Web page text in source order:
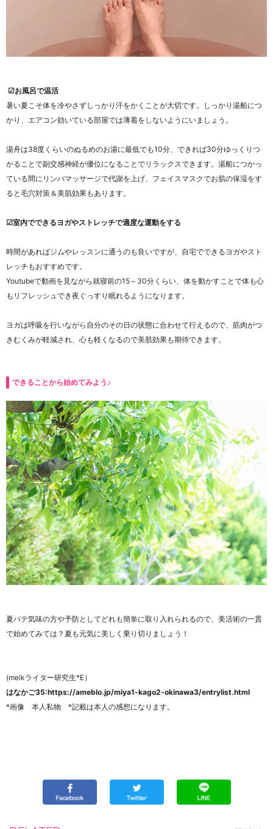
☑お風呂で温活
暑い夏こそ体を冷やさずしっかり汗をかくことが大切です。しっかり湯船につ
かり、エアコン効いている部屋では薄着をしないようにいましょう。
湯舟は38度くらいのぬるめのお湯に最低でも10分、できれば30分ゆっくりつ
かることで副交感神経が優位になることでリラックスできます。湯船につかっ
ている間にリンパマッサージで代謝を上げ、フェイスマスクでお肌の保湿をす
ると毛穴対策＆美肌効果もあります。
☑室内でできるヨガやストレッチで適度な運動をする
時間があればジムやレッスンに通うのも良いですが、自宅でできるヨガやスト
レッチもおすすめです。
Youtubeで動画を見ながら就寝前の15～30分くらい、体を動かすことで体も心
もリフレッシュでき夜ぐっすり眠れるようになります。
ヨガは呼吸を行いながら自分のその日の状態に合わせて行えるので、筋肉がつ
きむくみが軽減され、心も軽くなるので美肌効果も期待できます。
できることから始めてみよう♪
夏バテ気味の方や予防としてどれも簡単に取り入れられるので、美活術の一貫
で始めてみては？夏も元気に美しく乗り切りましょう！
(meikライター研究生*E）
はなかご35:https://ameblo.jp/miya1-kago2-okinawa3/entrylist.html
*画像 本人私物 *記載は本人の感想になります。